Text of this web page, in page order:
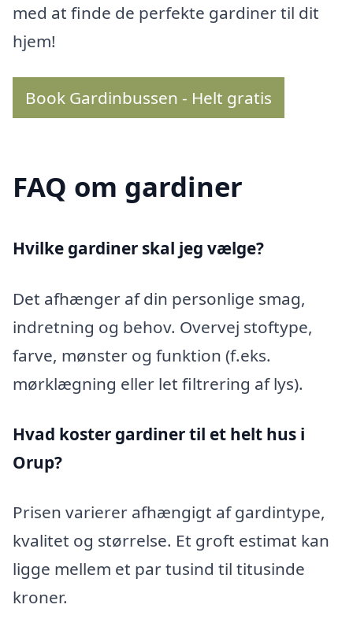
med at finde de perfekte gardiner til dit
hjem!
Book Gardinbussen - Helt gratis
FAQ om gardiner
Hvilke gardiner skal jeg vælge?
Det afhænger af din personlige smag,
indretning og behov. Overvej stoftype,
farve, mønster og funktion (f.eks.
mørklægning eller let filtrering af lys).
Hvad koster gardiner til et helt hus i
Orup?
Prisen varierer afhængigt af gardintype,
kvalitet og størrelse. Et groft estimat kan
ligge mellem et par tusind til titusinde
kroner.